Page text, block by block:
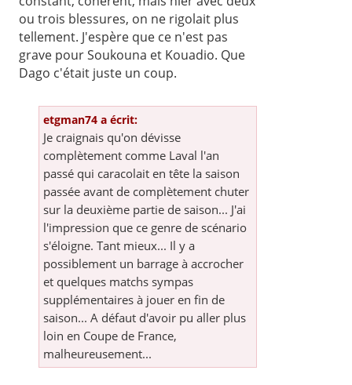
ou trois blessures, on ne rigolait plus
tellement. J'espère que ce n'est pas
grave pour Soukouna et Kouadio. Que
Dago c'était juste un coup.
etgman74 a écrit:
Je craignais qu'on dévisse
complètement comme Laval l'an
passé qui caracolait en tête la saison
passée avant de complètement chuter
sur la deuxième partie de saison... J'ai
l'impression que ce genre de scénario
s'éloigne. Tant mieux... Il y a
possiblement un barrage à accrocher
et quelques matchs sympas
supplémentaires à jouer en fin de
saison... A défaut d'avoir pu aller plus
loin en Coupe de France,
malheureusement...